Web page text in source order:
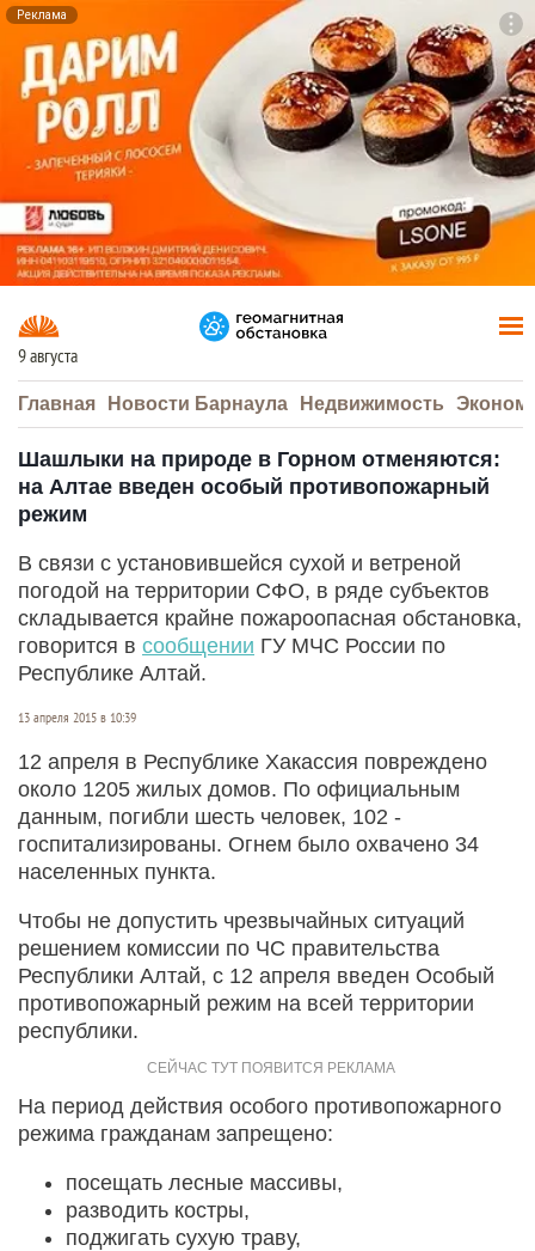
Реклама
9 августа
Главная Новости Барнаула Недвижимость
Шашлыки на природе в Горном отменяются:
на Алтае введен особый противопожарный
режим
В связи с установившейся сухой и ветреной
погодой на территории СФО, в ряде субъектов
складывается крайне пожароопасная обстановка,
говорится в сообщении ГУ МЧС России по
Республике Алтай.
13 апреля 2015 в 10:39
12 апреля в Республике Хакассия повреждено
около 1205 жилых домов. По официальным
данным, погибли шесть человек, 102 -
госпитализированы. Огнем было охвачено 34
населенных пункта.
Чтобы не допустить чрезвычайных ситуаций
решением комиссии по ЧС правительства
Республики Алтай, с 12 апреля введен Особый
противопожарный режим на всей территории
республики.
На период действия особого противопожарного
режима гражданам запрещено:
посещать лесные массивы,
разводить костры,
поджигать сухую траву,